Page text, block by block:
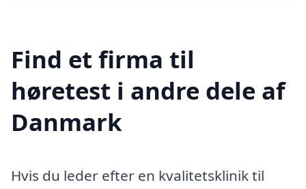
Find et firma til
høretest i andre dele af
Danmark
Hvis du leder efter en kvalitetsklinik til